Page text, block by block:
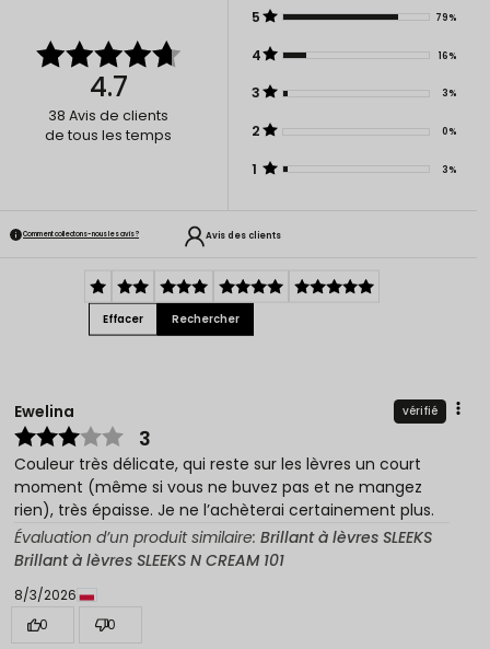
4.7
38 Avis de clients
de tous les temps
5 79%
4 16%
3 3%
2 0%
1 3%
Comment collectons-nous les avis ? Avis des clients
Effacer Rechercher
Ewelina vérifié
3
Couleur très délicate, qui reste sur les lèvres un court
moment (même si vous ne buvez pas et ne mangez
rien), très épaisse. Je ne l’achèterai certainement plus.
Évaluation d’un produit similaire: Brillant à lèvres SLEEKS
Brillant à lèvres SLEEKS N CREAM 101
8/3/2026
0
0